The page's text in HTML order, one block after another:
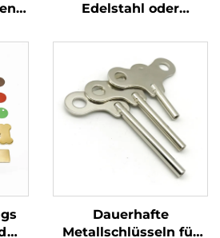
Edelstahl oder
Gravierter Hunde-ID-
Namen-Tags
Dauerhafte
Metallschlüsseln für